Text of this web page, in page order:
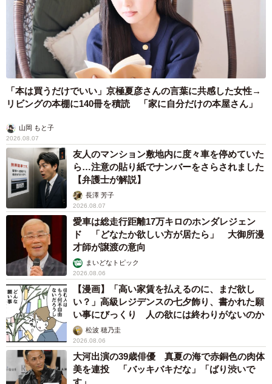
「本は買うだけでいい」京極夏彦さんの言葉に共感した女性→
リビングの本棚に140冊を積読 「家に自分だけの本屋さん」
山岡 もと子
2026.08.07
友人のマンション敷地内に度々車を停めていた
ら…注意の貼り紙でナンバーをさらされました
【弁護士が解説】
長澤 芳子
2026.08.07
愛車は総走行距離17万キロのホンダレジェン
ド 「どなたか欲しい方が居たら」 大御所漫
才師が譲渡の意向
まいどなトピック
2026.08.06
【漫画】「高い家賃を払えるのに、まだ欲し
い？」高級レジデンスの七夕飾り、書かれた願
い事にびっくり 人の欲には終わりがないのか
松波 穂乃圭
2026.08.06
大河出演の39歳俳優 真夏の海で赤銅色の肉体
美を連投 「バッキバキだな」「ばり渋いで
す」